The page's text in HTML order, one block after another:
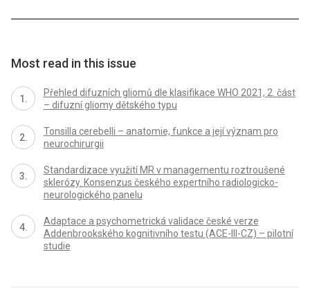
Most read in this issue
Přehled difuzních gliomů dle klasifikace WHO 2021, 2. část
– difuzní gliomy dětského typu
Tonsilla cerebelli – anatomie, funkce a její význam pro
neurochirurgii
Standardizace využití MR v managementu roztroušené
sklerózy. Konsenzus českého expertního radiologicko-
neurologického panelu
Adaptace a psychometrická validace české verze
Addenbrookského kognitivního testu (ACE-III-CZ) – pilotní
studie